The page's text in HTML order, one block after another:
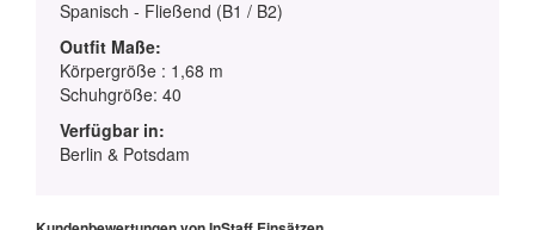
Spanisch - Fließend (B1 / B2)
Outfit Maße:
Körpergröße : 1,68 m
Schuhgröße: 40
Verfügbar in:
Berlin & Potsdam